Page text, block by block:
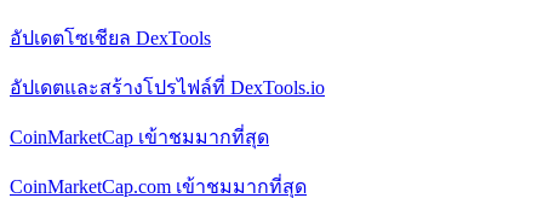
อัปเดตโซเชียล DexTools
อัปเดตและสร้างโปรไฟล์ที่ DexTools.io
CoinMarketCap เข้าชมมากที่สุด
CoinMarketCap.com เข้าชมมากที่สุด